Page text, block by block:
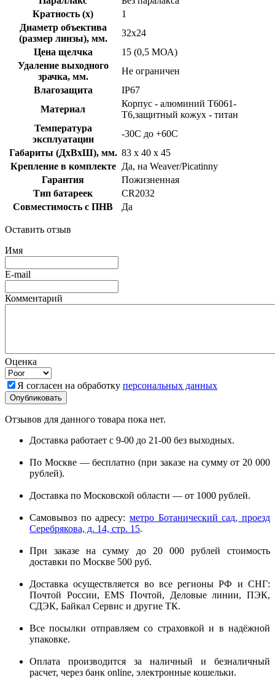
Кратность (х)
1
Диаметр объектива
(размер линзы), мм.
32х24
Цена щелчка
15 (0,5 МОА)
Удаление выходного
зрачка, мм.
Не ограничен
Влагозащита
IP67
Материал
Корпус - алюминий T6061-
T6,защитный кожух - титан
Температура
эксплуатации
-30С до +60С
Габариты (ДхВхШ), мм. 83 x 40 x 45
Крепление в комплекте
Да, на Weaver/Picatinny
Гарантия
Пожизненная
Тип батареек
CR2032
Совместимость с ПНВ
Да
Оставить отзыв
Имя
E-mail
Комментарий
Оценка
Я согласен на обработку персональных данных
Отзывов для данного товара пока нет.
Доставка работает с 9-00 до 21-00 без выходных.
По Москве — бесплатно (при заказе на сумму от 20 000
рублей).
Доставка по Московской области — от 1000 рублей.
Самовывоз по адресу: метро Ботанический сад, проезд
Серебрякова, д. 14, стр. 15.
При заказе на сумму до 20 000 рублей стоимость
доставки по Москве 500 руб.
Доставка осуществляется во все регионы РФ и СНГ:
Почтой России, EMS Почтой, Деловые линии, ПЭК,
СДЭК, Байкал Сервис и другие ТК.
Все посылки отправляем со страховкой и в надёжной
упаковке.
Оплата производится за наличный и безналичный
расчет, через банк online, электронные кошельки.